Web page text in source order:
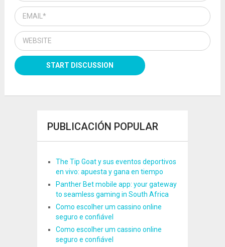
PUBLICACIÓN POPULAR
The Tip Goat y sus eventos deportivos
en vivo: apuesta y gana en tiempo
Panther Bet mobile app: your gateway
to seamless gaming in South Africa
Como escolher um cassino online
seguro e confiável
Como escolher um cassino online
seguro e confiável